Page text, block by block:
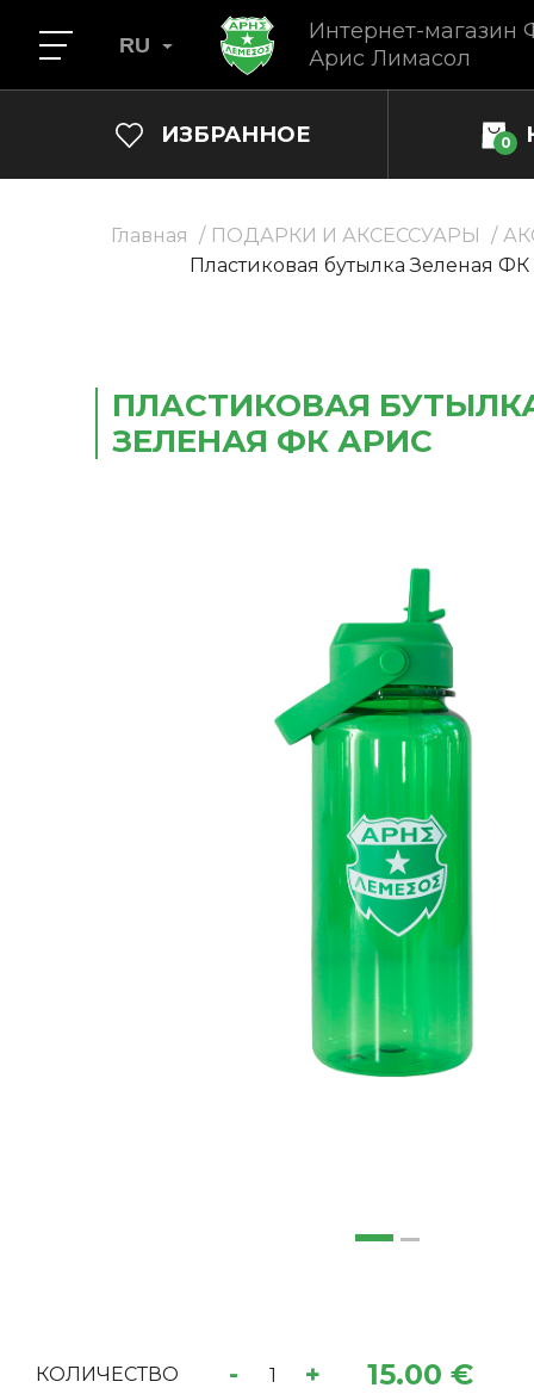
Интернет-магазин
Арис Лимасол
RU
ИЗБРАННОЕ 0
Главная ПОДАРКИ И АКСЕССУАРЫ
Пластиковая бутылка Зеленая
ПЛАСТИКОВАЯ
ЗЕЛЕНАЯ ФК АРИС
КОЛИЧЕСТВО - + 15.00 €